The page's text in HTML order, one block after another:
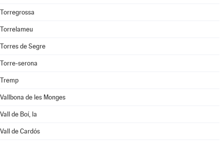
Torregrossa
Torrelameu
Torres de Segre
Torre-serona
Tremp
Vallbona de les Monges
Vall de Boí, la
Vall de Cardós